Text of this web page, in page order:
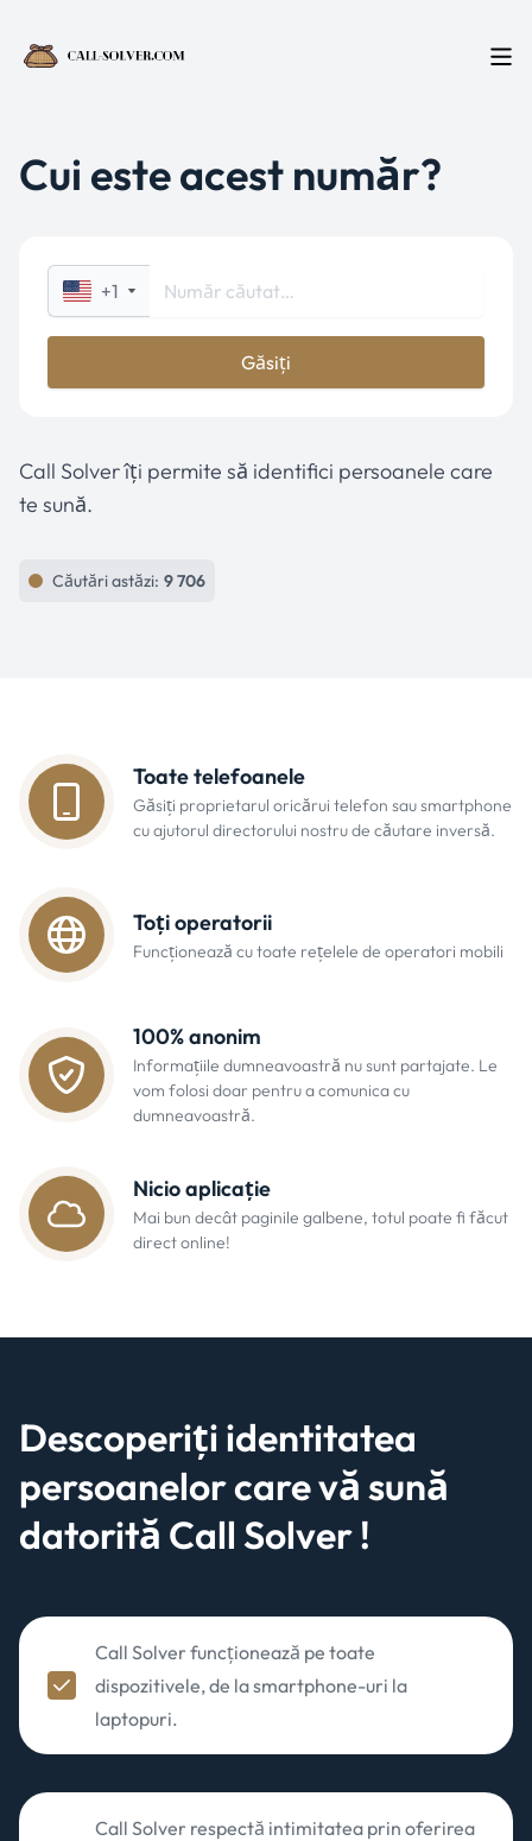
Cui este acest număr?
+1
Găsiți
Call Solver îți permite să identifici persoanele care
te sună.
Căutări astăzi: 9 706
Toate telefoanele
Găsiți proprietarul oricărui telefon sau smartphone
cu ajutorul directorului nostru de căutare inversă.
Toți operatorii
Funcționează cu toate rețelele de operatori mobili
100% anonim
Informațiile dumneavoastră nu sunt partajate. Le
vom folosi doar pentru a comunica cu
dumneavoastră.
Nicio aplicație
Mai bun decât paginile galbene, totul poate fi făcut
direct online!
Descoperiți identitatea
persoanelor care vă sună
datorită Call Solver !
Call Solver funcționează pe toate
dispozitivele, de la smartphone-uri la
laptopuri.
Call Solver respectă intimitatea prin oferirea